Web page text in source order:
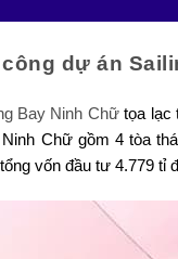
dự án
Bay Ninh Chữtọa lạc
Ninh Chữ gồm 4 tòa
vốn đầu tư 4.779 tỉ